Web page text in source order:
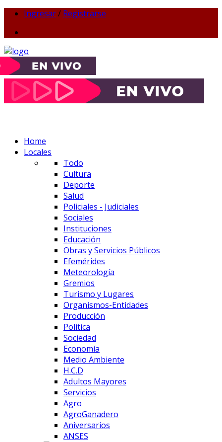
Ingresar/ Registrarse
Home
Locales
Todo
Cultura
Deporte
Salud
Policiales - Judiciales
Sociales
Instituciones
Educación
Obras y Servicios Públicos
Efemérides
Meteorología
Gremios
Turismo y Lugares
Organismos-Entidades
Producción
Politica
Sociedad
Economía
Medio Ambiente
H.C.D
Adultos Mayores
Servicios
Agro
AgroGanadero
Aniversarios
ANSES